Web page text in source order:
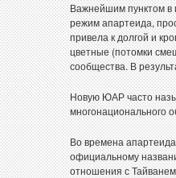
Важнейшим пунктом в
режим апартеида,
привела к долгой и
цветные (потомки
сообщества. В
Новую ЮАР часто
многонационального
Во времена
официальному
отношения с